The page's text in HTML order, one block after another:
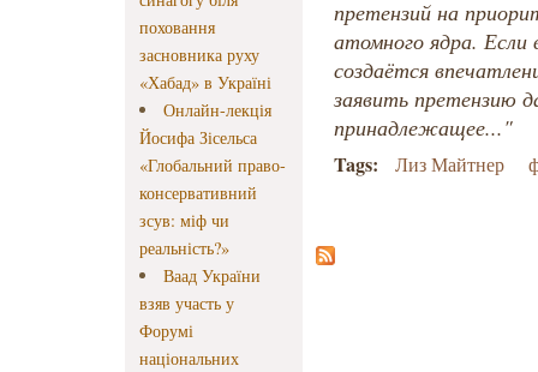
поховання
засновника руху
«Хабад» в Україні
Онлайн-лекція
Йосифа Зісельса
«Глобальний право-
консервативний
зсув: міф чи
реальність?»
Ваад України
взяв участь у
Форумі
національних
претензий на
атомного ядра.
создаётся
заявить претензию
принадлежащее..."
Tags: Лиз Майтнер